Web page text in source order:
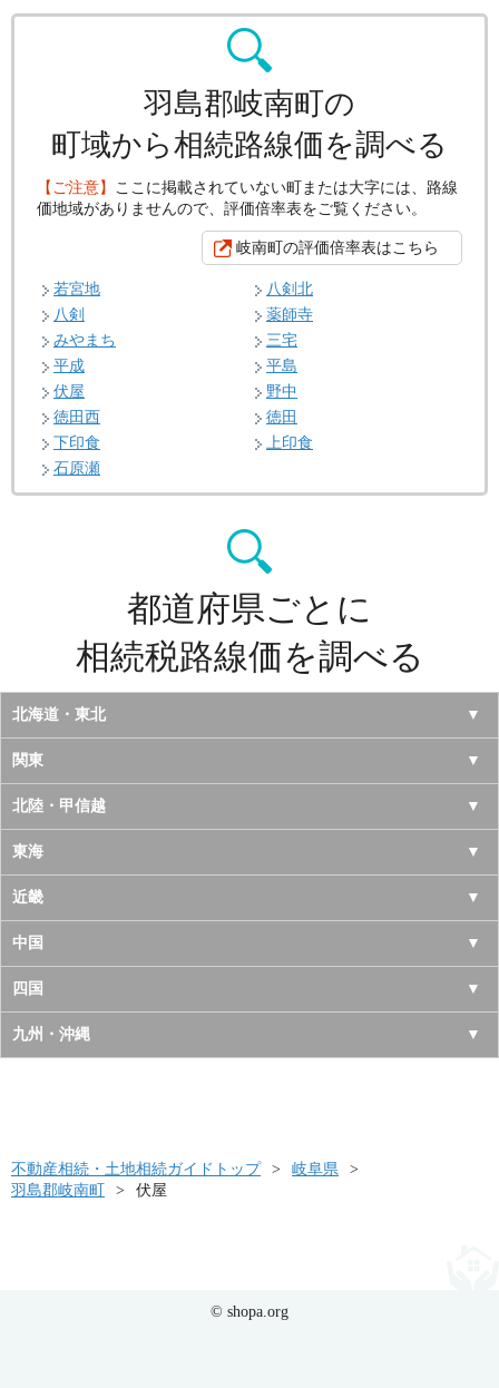
羽島郡岐南町の
町域から相続路線価を調べる
【ご注意】 ここに掲載されていない町または大字には、路線
価地域がありませんので、評価倍率表をご覧ください。
岐南町の評価倍率表はこちら
若宮地
八剣北
八剣
薬師寺
みやまち
三宅
平成
平島
伏屋
野中
徳田西
徳田
下印食
上印食
石原瀬
都道府県ごとに
相続税路線価を調べる
北海道・東北
北海道
青森県
岩手県
宮城県
秋田県
山形県
福島県
関東
東京都
神奈川県
千葉県
埼玉県
茨城県
栃木県
北陸・甲信越
山梨県
長野県
新潟県
富山県
石川県
東海
愛知県
岐阜県
三重県
静岡県
近畿
大阪府
京都府
兵庫県
和歌山県
中国
鳥取県
島根県
山口県
四国
徳島県
高知県
九州・沖縄
長崎県
不動産相続・土地相続ガイドトップ
岐阜県
羽島郡岐南町
伏屋
© shopa.org